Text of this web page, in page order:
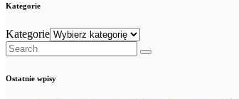
Kategorie
Kategorie
Ostatnie wpisy